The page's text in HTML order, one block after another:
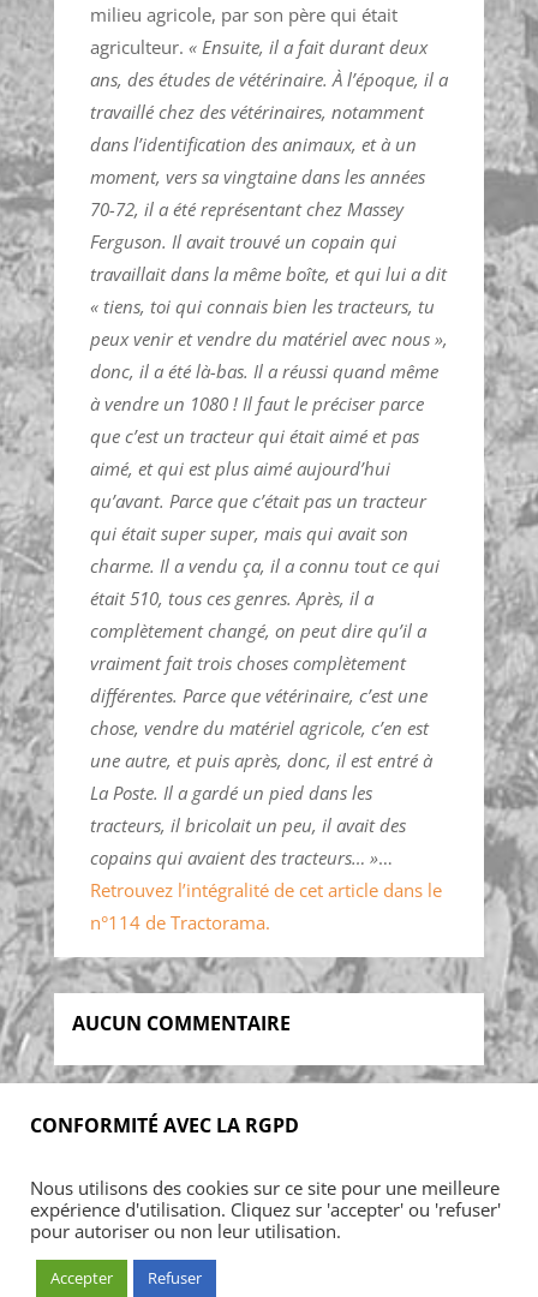
milieu agricole, par son père qui était
agriculteur. « Ensuite, il a fait durant deux
ans, des études de vétérinaire. À l’époque, il a
travaillé chez des vétérinaires, notamment
dans l’identification des animaux, et à un
moment, vers sa vingtaine dans les années
70-72, il a été représentant chez Massey
Ferguson. Il avait trouvé un copain qui
travaillait dans la même boîte, et qui lui a dit
« tiens, toi qui connais bien les tracteurs, tu
peux venir et vendre du matériel avec nous »,
donc, il a été là-bas. Il a réussi quand même
à vendre un 1080 ! Il faut le préciser parce
que c’est un tracteur qui était aimé et pas
aimé, et qui est plus aimé aujourd’hui
qu’avant. Parce que c’était pas un tracteur
qui était super super, mais qui avait son
charme. Il a vendu ça, il a connu tout ce qui
était 510, tous ces genres. Après, il a
complètement changé, on peut dire qu’il a
vraiment fait trois choses complètement
différentes. Parce que vétérinaire, c’est une
chose, vendre du matériel agricole, c’en est
une autre, et puis après, donc, il est entré à
La Poste. Il a gardé un pied dans les
tracteurs, il bricolait un peu, il avait des
copains qui avaient des tracteurs… »…
Retrouvez l’intégralité de cet article dans le
n°114 de Tractorama.
AUCUN COMMENTAIRE
Foires & manifestations
Petites annonces
Contact
Mon Compte
CONFORMITÉ AVEC LA RGPD
Nous utilisons des cookies sur ce site pour une meilleure
expérience d'utilisation. Cliquez sur 'accepter' ou 'refuser'
pour autoriser ou non leur utilisation.
Accepter Refuser